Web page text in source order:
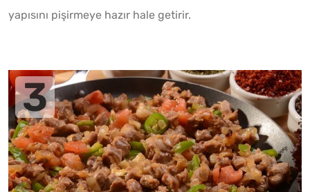
yapısını pişirmeye hazır hale getirir.